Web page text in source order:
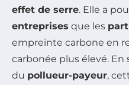
effet de serre. Elle a
entreprises que les
empreinte carbone en
carbonée plus élevé. En
du pollueur-payeur,